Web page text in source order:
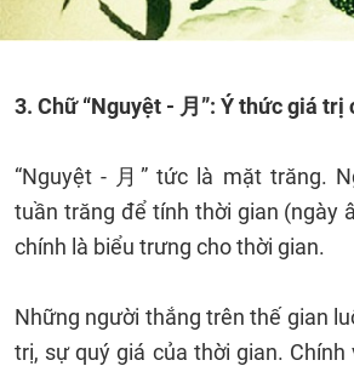
3. Chữ “Nguyệt - 月”: Ý thức giá trị
“Nguyệt - 月” tức là mặt trăng.
tuần trăng để tính thời gian (ngày
chính là biểu trưng cho thời gian.
Những người thắng trên thế gian
trị, sự quý giá của thời gian.